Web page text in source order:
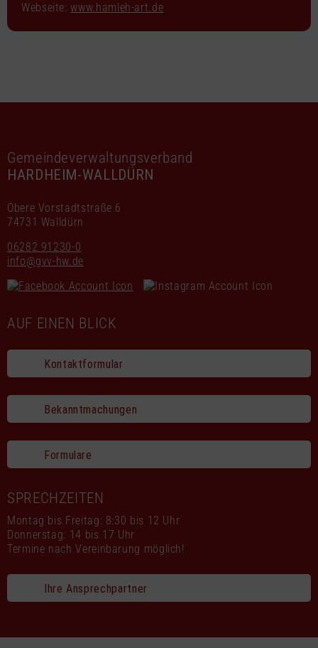
Webseite:www.hamleh-art.de
Gemeindeverwaltungsverband
HARDHEIM-WALLDÜRN
Obere Vorstadtstraße 6
74731 Walldürn
06282 91230-0
info@gvv-hw.de
AUF EINEN BLICK
Kontaktformular
Bekanntmachungen
Formulare
SPRECHZEITEN
Montag bis Freitag: 8:30 bis 12 Uhr
Donnerstag: 14 bis 17 Uhr
Termine nach Vereinbarung möglich!
Ihre Ansprechpartner